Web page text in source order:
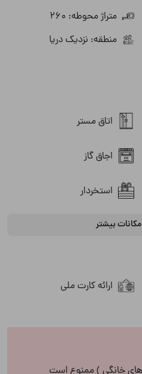
متراژ محوطه: 260
منطقه: نزدیک دریا
اتاق مستر
اجاق گاز
استخردار
پارکینگ
جکوزی
سیستم صوتی
بیشتر
ارائه کارت ملی
خانگی ) ممنوع است